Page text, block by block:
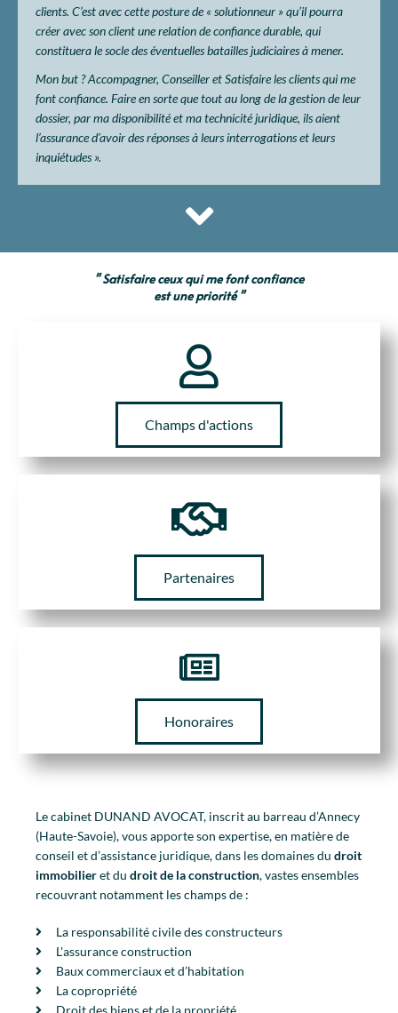
clients. C’est avec cette posture de « solutionneur » qu’il pourra
créer avec son client une relation de confiance durable, qui
constituera le socle des éventuelles batailles judiciaires à mener.
Mon but ? Accompagner, Conseiller et Satisfaire les clients qui me
font confiance. Faire en sorte que tout au long de la gestion de leur
dossier, par ma disponibilité et ma technicité juridique, ils aient
l’assurance d’avoir des réponses à leurs interrogations et leurs
inquiétudes ».
" Satisfaire ceux qui me font confiance
est une priorité "
Champs d'actions
Partenaires
Honoraires
Le cabinet DUNAND AVOCAT, inscrit au barreau d’Annecy
(Haute-Savoie), vous apporte son expertise, en matière de
conseil et d’assistance juridique, dans les domaines du droit
immobilieret du droit de la construction, vastes ensembles
recouvrant notamment les champs de :
La responsabilité civile des constructeurs
L'assurance construction
Baux commerciaux et d’habitation
La copropriété
Droit des biens et de la propriété